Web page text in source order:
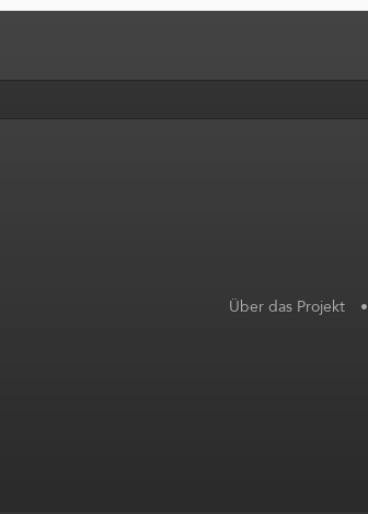
Über das Projekt •